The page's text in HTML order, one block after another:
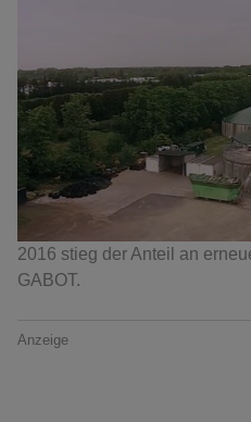
2016 stieg der Anteil an
GABOT.
Anzeige